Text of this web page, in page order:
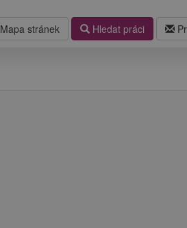
Mapa stránek Hledat práci